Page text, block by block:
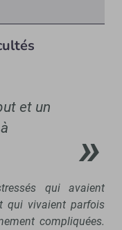
et un
qui avaient
qui vivaient parfois
compliquées.